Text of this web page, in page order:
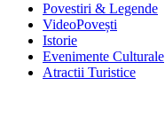
Povestiri & Legende
VideoPovești
Istorie
Evenimente Culturale
Atractii Turistice